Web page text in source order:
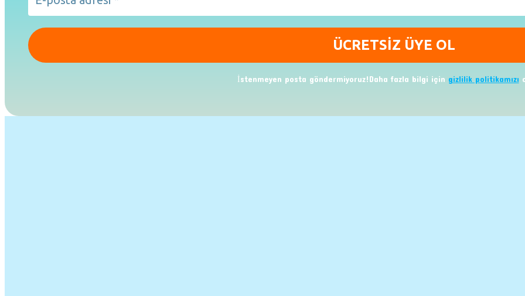
İstenmeyen posta göndermiyoruz!Daha fazla bilgi için gizlilik politikamızı